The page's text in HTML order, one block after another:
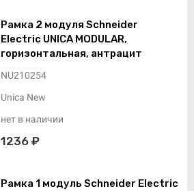
Рамка 2 модуля Schneider
Electric UNICA MODULAR,
горизонтальная, антрацит
NU210254
Unica New
нет в наличии
1236 ₽
Рамка 1 модуль Schneider Electric